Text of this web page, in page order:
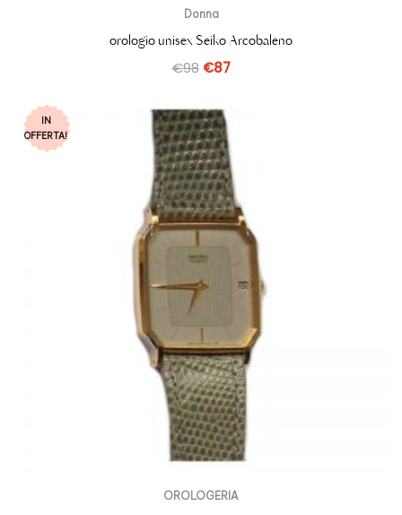
Donna
orologio unisex Seiko Arcobaleno
€98 €87
IN
OFFERTA!
OROLOGERIA